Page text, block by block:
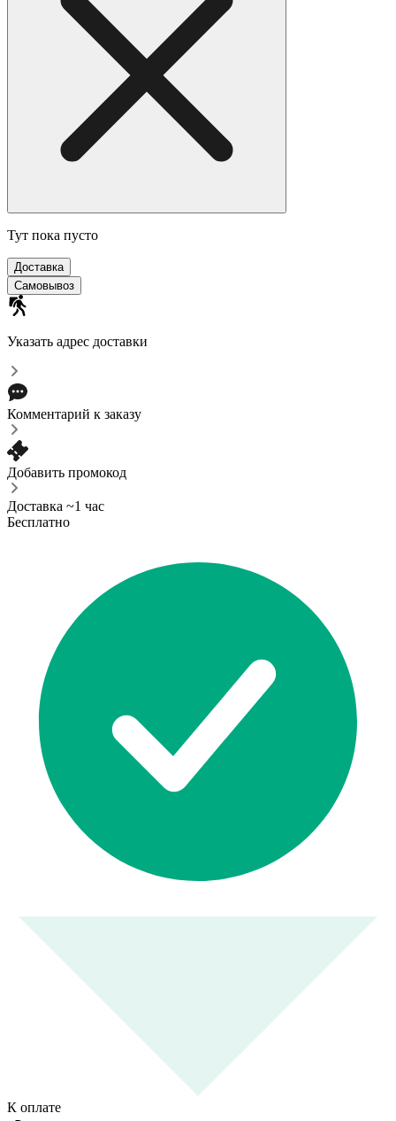
Тут пока пусто
Доставка
Самовывоз
Указать адрес доставки
Комментарий к заказу
Добавить промокод
Доставка ~1 час
Бесплатно
К оплате